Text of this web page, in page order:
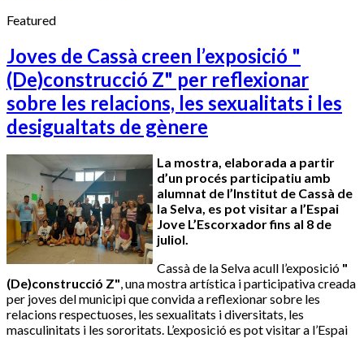
Featured
Joves de Cassà creen l’exposició "
(De)construcció Z" per reflexionar
sobre les relacions, les sexualitats i les
desigualtats de gènere
La mostra, elaborada a partir
d’un procés participatiu amb
alumnat de l’Institut de Cassà de
la Selva, es pot visitar a l’Espai
Jove L’Escorxador fins al 8 de
juliol.
Cassà de la Selva acull l’exposició "
(De)construcció Z", una mostra artística i participativa creada
per joves del municipi que convida a reflexionar sobre les
relacions respectuoses, les sexualitats i diversitats, les
masculinitats i les sororitats. L’exposició es pot visitar a l’Espai